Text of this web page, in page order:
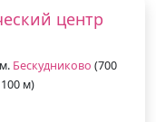
центр
Бескудниково (700
м)